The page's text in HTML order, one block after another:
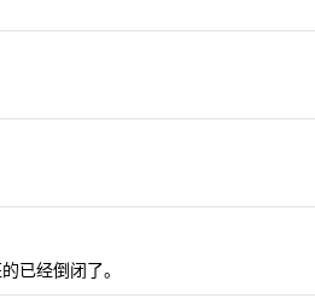
已经倒闭了。